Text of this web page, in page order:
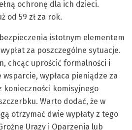
ochronę dla ich dzieci.
od 59 zł za rok.
istotnym elementem
za poszczególne sytuacje.
chcąc uprościć formalności i
wypłaca pieniądze za
komisyjnego
Warto dodać, że w
otrzymać dwie wypłaty z tego
Urazy i Oparzenia lub